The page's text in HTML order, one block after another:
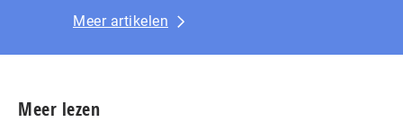
Meer artikelen
Meer lezen